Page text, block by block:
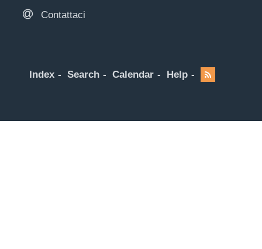
Contattaci
Index Search Calendar Help